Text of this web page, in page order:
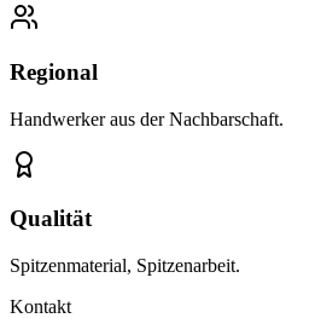
Regional
Handwerker aus der Nachbarschaft.
Qualität
Spitzenmaterial, Spitzenarbeit.
Kontakt